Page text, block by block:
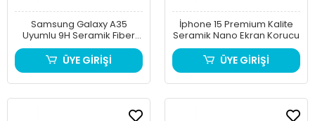
Samsung Galaxy A35
Uyumlu 9H Seramik Fiber
Nano Kırılmaz Ekran
Koruyucu
ÜYE GİRİŞİ
İphone 15 Premium Kalite
Seramik Nano Ekran Korucu
ÜYE GİRİŞİ